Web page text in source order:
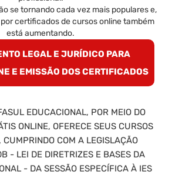
se tornando cada vez mais populares e,
certificados de cursos online também
está aumentando.
LEGAL E JURÍDICO PARA
E EMISSÃO DOS CERTIFICADOS
EDUCACIONAL, POR MEIO DO
ONLINE, OFERECE SEUS CURSOS
CUMPRINDO COM A LEGISLAÇÃO
- LEI DE DIRETRIZES E BASES DA
- DA SESSÃO ESPECÍFICA À IES